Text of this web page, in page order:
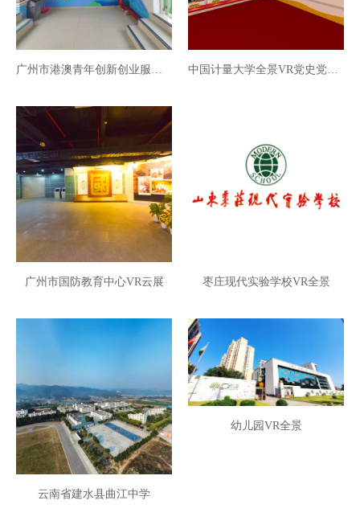
广州市港澳青年创新创业服务中心VR全景 中国计量大学全景VR党史党建馆
广州市国防教育中心VR云展 枣庄现代实验学校VR全景
云南省建水县曲江中学
幼儿园VR全景